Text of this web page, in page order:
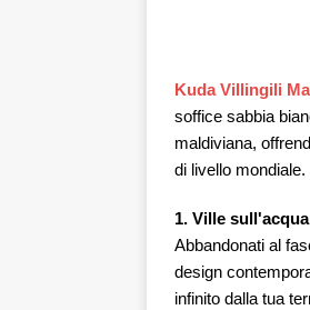
Kuda Villingili
soffice sabbia
maldiviana,
di livello mondiale.
1. Ville
Abbandonati al
design
infinito dalla tua